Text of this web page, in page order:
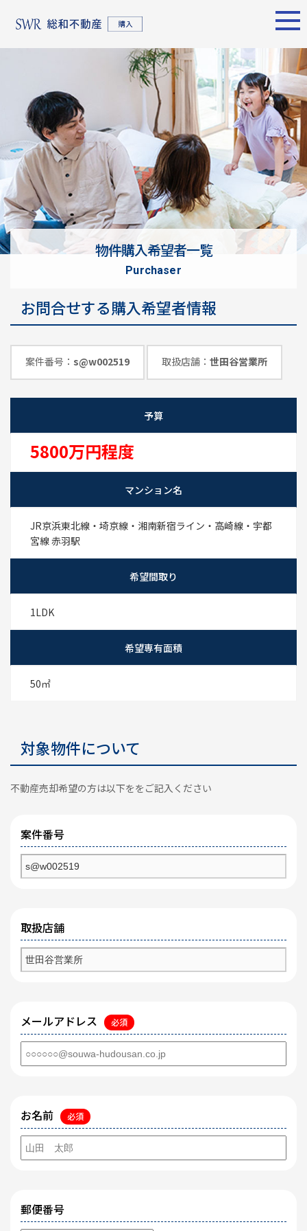
名古屋エリア
物件検索
物件一覧
東京エリア
物件検索
物件一覧
エリア別
名古屋エリア
不動産売却
について
購入希望者
情報一覧
について
購入希望者
情報一覧
売却サポート
シーンごとの売却
売り方のメリット・デメ
リット
買い替えの流れ
売却実績
戸建てを高く売るための
土地を高く売るためのポ
めのポイント
物件購入希望者一覧
purchaser
お問合せする購入希望者情報
案件番号： s@w002519 取扱店舗： 世田谷営業所
予算
5800万円程度
マンション名
JR京浜東北線・埼京線・湘南新宿ライン・高崎線・宇都
宮線 赤羽駅
希望間取り
1LDK
希望専有面積
50㎡
対象物件について
不動産売却希望の方は以下ををご記入ください
案件番号
取扱店舗
メールアドレス 必須
お名前 必須
郵便番号